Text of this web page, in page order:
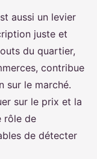
aussi un levier
juste et
du quartier,
contribue
sur le marché.
sur le prix et la
rôle de
de détecter